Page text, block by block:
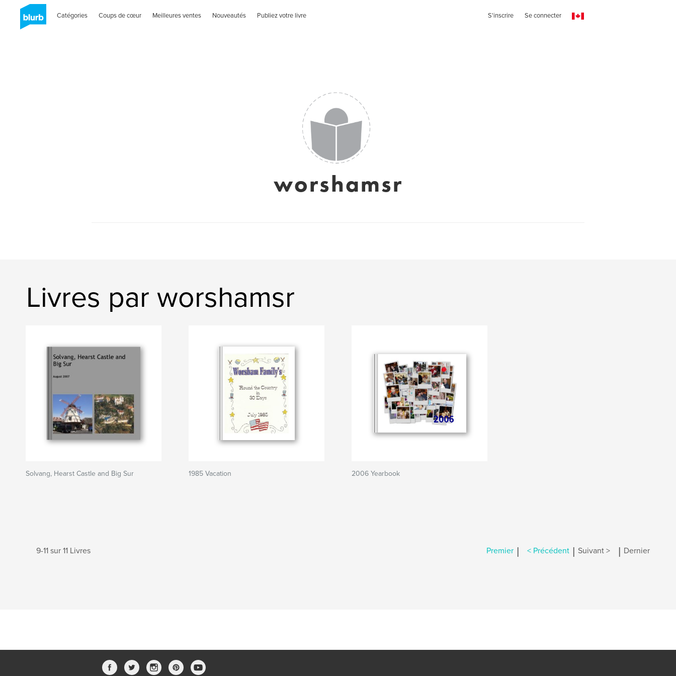
Catégories Coups de cœur Meilleures ventes Nouveautés Publiez votre livre S'inscrire Se connecter
worshamsr
Livres par worshamsr
Solvang, Hearst Castle and Big Sur 1985 Vacation 2006 Yearbook
9-11 sur 11 Livres Premier | < Précédent | Suivant > | Dernier